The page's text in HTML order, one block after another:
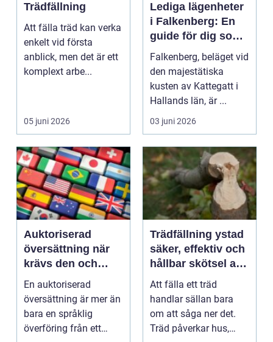
Trädfällning
Att fälla träd kan verka
enkelt vid första
anblick, men det är ett
komplext arbe...
05 juni 2026
Lediga lägenheter
i Falkenberg: En
guide för dig som
söker boende
Falkenberg, beläget vid
den majestätiska
kusten av Kattegatt i
Hallands län, är ...
03 juni 2026
Auktoriserad
översättning när
krävs den och
varför är den så
viktig?
En auktoriserad
översättning är mer än
bara en språklig
överföring från ett
Trädfällning ystad
säker, effektiv och
hållbar skötsel av
träd
Att fälla ett träd
handlar sällan bara
om att såga ner det.
Träd påverkar hus,